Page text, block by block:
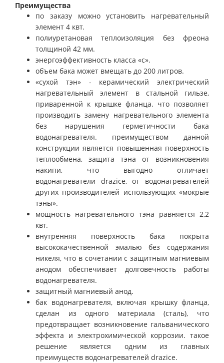
Преимущества
по заказу можно установить нагревательный
элемент 4 квт.
полиуретановая теплоизоляция без фреона
толщиной 42 мм.
энергоэффективность класса «с».
объем бака может вмещать до 200 литров.
«сухой тэн» - керамический электрический
нагревательный элемент в стальной гильзе,
приваренной к крышке фланца. что позволяет
производить замену нагревательного элемента
без нарушения герметичности бака
водонагревателя. преимуществом данной
конструкции является повышенная поверхность
теплообмена, защита тэна от возникновения
накипи, что выгодно отличает
водонагреватели drazice, от водонагревателей
других производителей использующих «мокрые
тэны».
мощность нагревательного тэна равняется 2,2
квт.
внутренняя поверхность бака покрыта
высококачественной эмалью без содержания
никеля, что в сочетании с защитным магниевым
анодом обеспечивает долговечность работы
водонагревателя.
защитный магниевый анод.
бак водонагревателя, включая крышку фланца,
сделан из одного материала (сталь), что
предотвращает возникновение гальванического
эффекта и электрохимической коррозии. такое
решение является одним из главных
преимуществ водонагревателей drazice.